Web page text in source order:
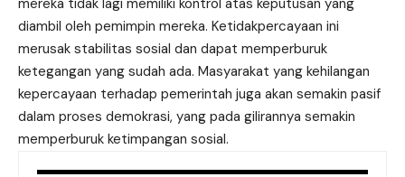
mereka tidak lagi memiliki kontrol atas keputusan yang
diambil oleh pemimpin mereka. Ketidakpercayaan ini
merusak stabilitas sosial dan dapat memperburuk
ketegangan yang sudah ada. Masyarakat yang kehilangan
kepercayaan terhadap pemerintah juga akan semakin pasif
dalam proses demokrasi, yang pada gilirannya semakin
memperburuk ketimpangan sosial.